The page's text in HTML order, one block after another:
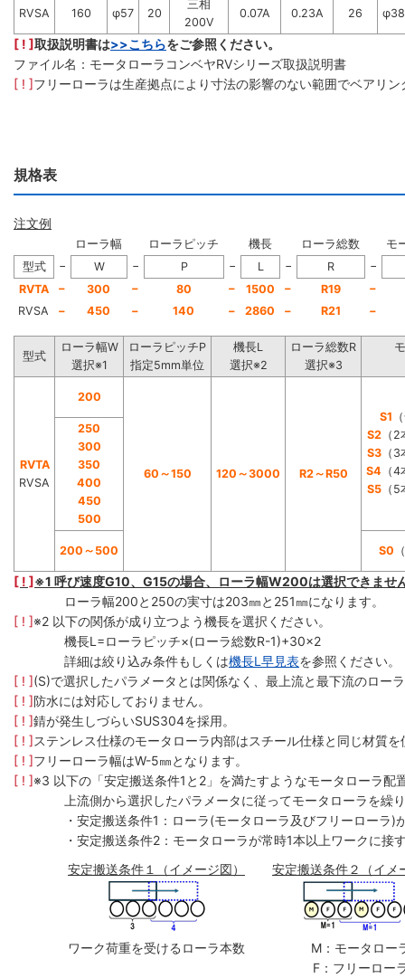
RVSA 160 φ57 20
三相
200V
0.07A 0.23A 26
[ ! ]取扱説明書は>>こちらをご参照ください。
ファイル名：モータローラコンベヤRVシリーズ取扱説明書
[ ! ]フリーローラは生産拠点により寸法の影響のない範囲でベアリ
規格表
注文例
ローラ幅 ローラピッチ 機長 ローラ総数
モ
型式
− W − P − L − R
−
RVTA
− 300 − 80 − 1500 − R19
−
RVSA
− 450 − 140 − 2860 − R21 −
型式
ローラ幅W
選択※1
ローラピッチP
指定5mm単位
機長L
選択※2
ローラ総数R
選択※3
RVTA
RVSA
200
60～150 120～3000 R2～R50
S1
S2（2
S3（3
S4 （
S5（5
250
300
350
400
450
500
200～500 S0
[ ! ]※1 呼び速度G10、G15の場合、ローラ幅W200は選択できませ
ローラ幅200と250の実寸は203㎜と251㎜になります。
[ ! ]※2 以下の関係が成り立つよう機長を選択ください。
機長L=ローラピッチ×(ローラ総数R-1)+30×2
詳細は絞り込み条件もしくは機長L早見表を参照ください。
[ ! ](S)で選択したパラメータとは関係なく、最上流と最下流のロー
[ ! ]防水には対応しておりません。
[ ! ]錆が発生しづらいSUS304を採用。
[ ! ]ステンレス仕様のモータローラ内部はスチール仕様と同じ材質
[ ! ]フリーローラ幅はW-5㎜となります。
[ ! ]※3 以下の「安定搬送条件1と2」を満たすようなモータローラ配
上流側から選択したパラメータに従ってモータローラを繰
・安定搬送条件1：ローラ(モータローラ及びフリーローラ
・安定搬送条件2：モータローラが常時1本以上ワークに接
安定搬送条件１（イメージ図）
ワーク荷重を受けるローラ本数
安定搬送条件２（イメ
M：モータロー
F：フリーロー